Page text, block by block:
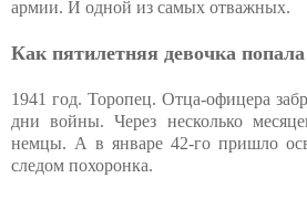
армии. И одной из самых отважных.
Как пятилетняя девочка
1941 год. Торопец. Отца-офицера
дни войны. Через несколько
немцы. А в январе 42-го пришло
следом похоронка.